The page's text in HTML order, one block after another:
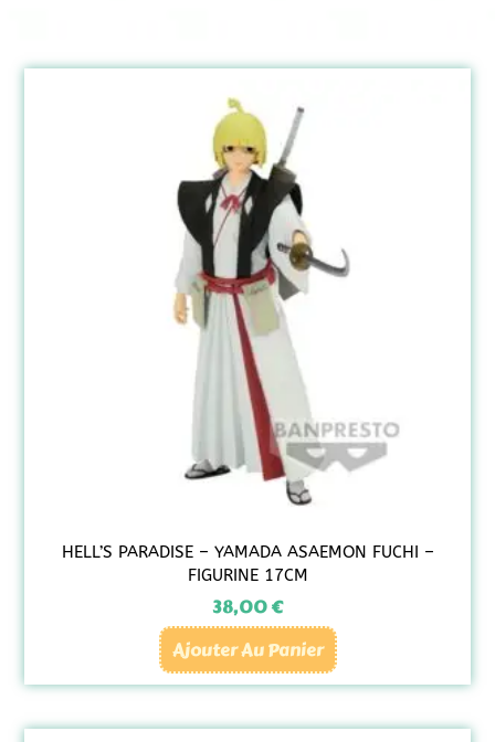
HELL’S PARADISE – YAMADA ASAEMON FUCHI –
FIGURINE 17CM
38,00€
Ajouter Au Panier